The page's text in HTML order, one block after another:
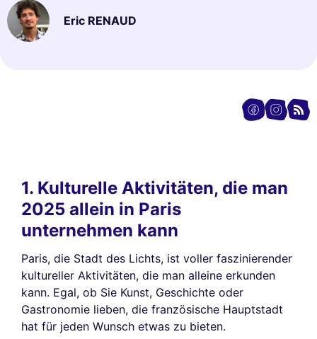
Eric RENAUD
1. Kulturelle Aktivitäten, die man
2025 allein in Paris
unternehmen kann
Paris, die Stadt des Lichts, ist voller faszinierender
kultureller Aktivitäten, die man alleine erkunden
kann. Egal, ob Sie Kunst, Geschichte oder
Gastronomie lieben, die französische Hauptstadt
hat für jeden Wunsch etwas zu bieten.